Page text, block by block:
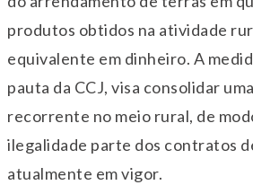
produtos obtidos na atividade
equivalente em dinheiro. A
pauta da CCJ, visa consolidar
recorrente no meio rural, de
ilegalidade parte dos contratos
atualmente em vigor.